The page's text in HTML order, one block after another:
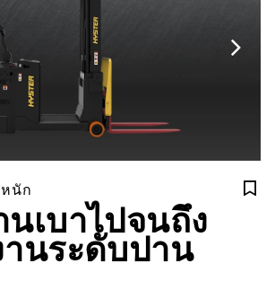
นัก
เบาไปจนถึง
านระดับปาน